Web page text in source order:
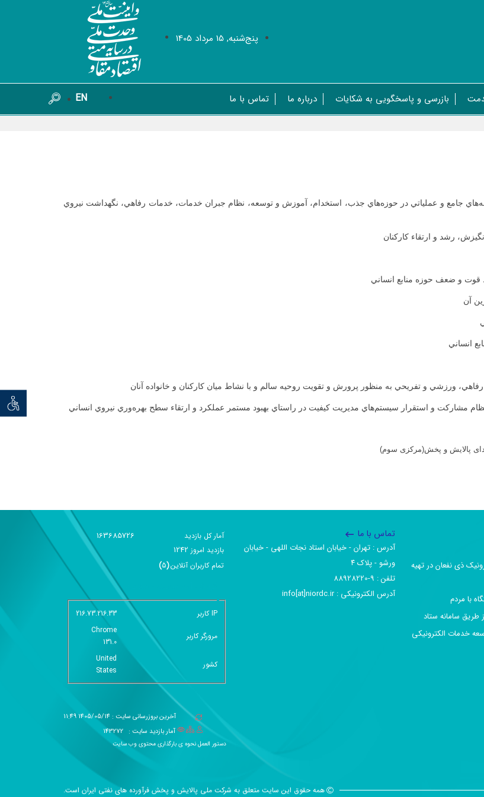
پنج‌شنبه, 15 مرداد 1405
بازرسی و پاسخگویی به شکایات درباره ما تماس با ما EN
توان
جامع و عملياتي در حوزه‌هاي جذب، استخدام، آموزش و توسعه، نظام جبران خدمات، خدمات رفاهي، نگهداشت نيروي
رشد و ارتقاء كاركنان
قوت و ضعف حوزه منابع انساني
آن
انساني
ورزشي و تفريحي به منظور پرورش و تقويت روحيه سالم و با نشاط ميان كاركنان و خانواده آنان
مشاركت و استقرار سيستم‌هاي مديريت كيفيت در راستاي بهبود مستمر عملكرد و ارتقاء سطح بهره‌وري نيروي انساني
پالایش و پخش(مرکزی سوم)
ذی نفعان در تهیه
با مردم
طریق سامانه ستاد
خدمات الکترونیکی
تماس با ما
آدرس :‌ تهران - خیابان استاد نجات اللهی - خیابان
ورشو - پلاک ۴
تلفن :‌ 9-88928220
آدرس الکترونیکی :‌ info[at]niordc.ir
آمار کل بازدید 163685726
بازديد امروز 1242
تمام کاربران آنلاين(
5
)
IP کاربر
216.73.216.33
مرورگر کاربر
Chrome
131.0
کشور
United
States
آخرین بروزرسانی سایت : 1405/05/14 11:49
آمار بازدید سایت : 143272
دستور العمل نحوه ی بارگذاری محتوی وب سایت
همه حقوق این سایت متعلق به شرکت ملی پالایش و پخش فرآورده های نفتی ایران است.